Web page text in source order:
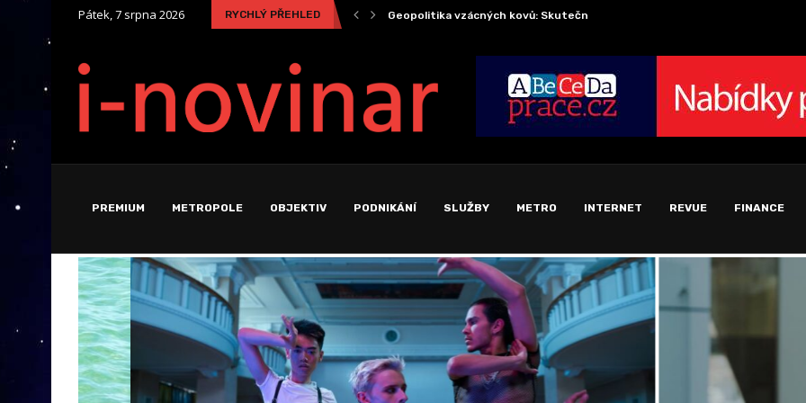
Pátek, 7 srpna 2026 RYCHLÝ PŘEHLED
Geopolitika vzácných kovů: Skutečná cena za zelenou a... Ekonomika pozornosti: Proč se soustředění stalo nejvzácnější komoditou...
Cesta
PREMIUM METROPOLE OBJEKTIV PODNIKÁNÍ SLUŽBY METRO INTERNET REVUE FINANCE